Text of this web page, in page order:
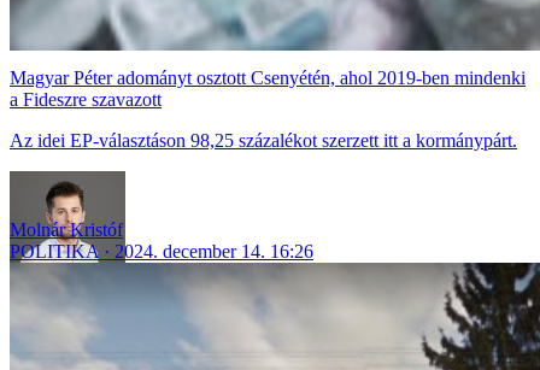
Magyar Péter adományt osztott Csenyétén, ahol 2019-ben mindenki
a Fideszre szavazott
Az idei EP-választáson 98,25 százalékot szerzett itt a kormánypárt.
Molnár Kristóf
POLITIKA
2024. december 14. 16:26